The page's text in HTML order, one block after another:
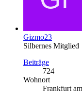
Gizmo23
Silbernes Mitglied
Beiträge
724
Wohnort
Frankfurt